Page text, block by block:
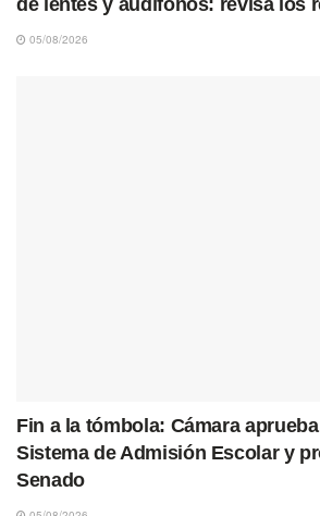
de lentes y audífonos: revisa los
05/08/2026
Fin a la tómbola: Cámara
Sistema de Admisión Escolar y
Senado